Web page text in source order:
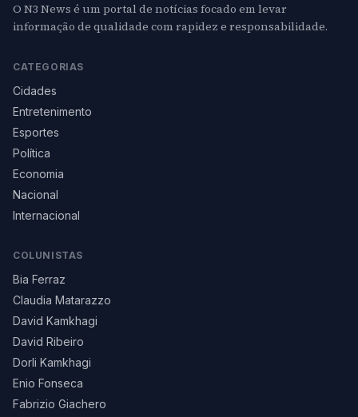
O N3 News é um portal de notícias focado em levar
informação de qualidade com rapidez e responsabilidade.
CATEGORIAS
Cidades
Entretenimento
Esportes
Política
Economia
Nacional
Internacional
COLUNISTAS
Bia Ferraz
Claudia Matarazzo
David Kamkhagi
David Ribeiro
Dorli Kamkhagi
Enio Fonseca
Fabrizio Giachero